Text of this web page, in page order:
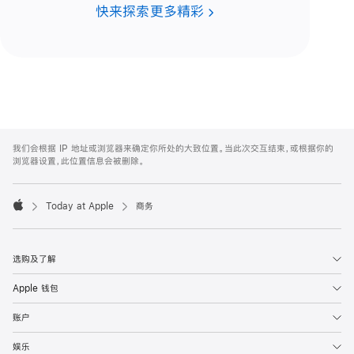
快来探索更多精彩
Footer
我们会根据 IP 地址或浏览器来确定你所处的大致位置。当此次交互结束，或根据你的
浏览器设置，此位置信息会被删除。
Today at Apple 商务
选购及了解
Apple 钱包
账户
娱乐